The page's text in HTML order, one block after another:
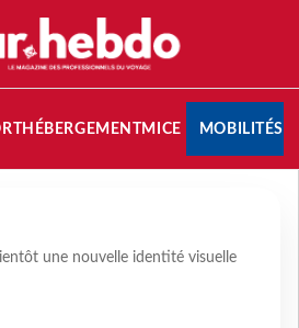
HÉBERGEMENTMICE MOBILITÉS
une nouvelle identité visuelle